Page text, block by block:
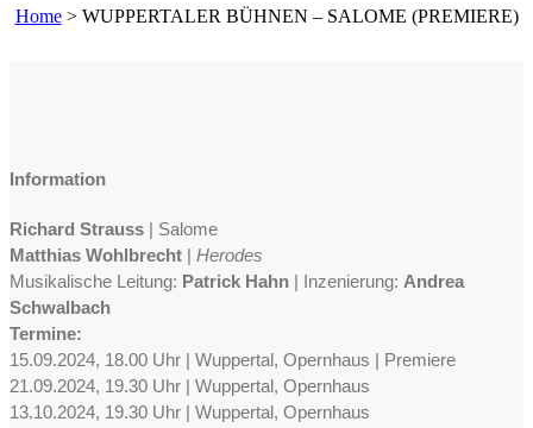
Home> WUPPERTALER BÜHNEN – SALOME (PREMIERE)
Information
Richard Strauss | Salome
Matthias Wohlbrecht | Herodes
Musikalische Leitung: Patrick Hahn | Inzenierung: Andrea
Schwalbach
Termine:
15.09.2024, 18.00 Uhr | Wuppertal, Opernhaus | Premiere
21.09.2024, 19.30 Uhr | Wuppertal, Opernhaus
13.10.2024, 19.30 Uhr | Wuppertal, Opernhaus